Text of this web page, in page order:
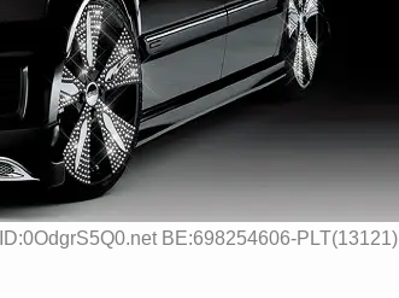
BE:698254606-PLT(13121)